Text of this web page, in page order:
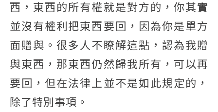
西，東西的所有權就是對方的，你其實
並沒有權利把東西要回，因為你是單方
面贈與。很多人不瞭解這點，認為我贈
與東西，那東西仍然歸我所有，可以再
要回，但在法律上並不是如此規定的，
除了特別事項。